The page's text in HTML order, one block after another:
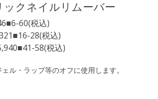
ックネイルリムーバー
60(税込)
28(税込)
58(税込)
ル・ラップ等のオフに使用します。